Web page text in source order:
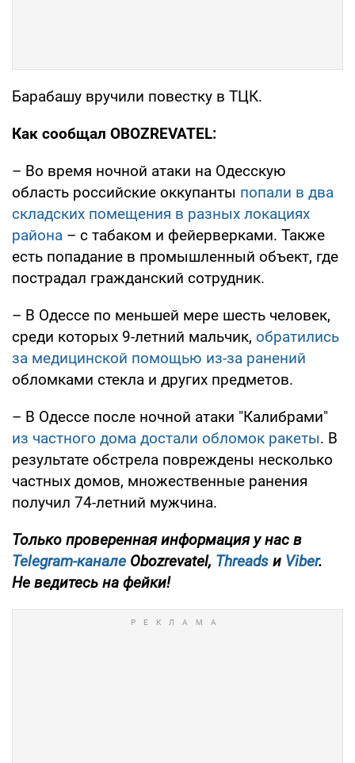
Барабашу вручили повестку в ТЦК.
Как сообщал OBOZREVATEL:
– Во время ночной атаки на Одесскую
область российские оккупанты попали в два
складских помещения в разных локациях
района – с табаком и фейерверками. Также
есть попадание в промышленный объект, где
пострадал гражданский сотрудник.
– В Одессе по меньшей мере шесть человек,
среди которых 9-летний мальчик, обратились
за медицинской помощью из-за ранений
обломками стекла и других предметов.
– В Одессе после ночной атаки "Калибрами"
из частного дома достали обломок ракеты. В
результате обстрела повреждены несколько
частных домов, множественные ранения
получил 74-летний мужчина.
Только проверенная информация у нас в
Telegram-канале Obozrevatel, Threads и Viber.
Не ведитесь на фейки!